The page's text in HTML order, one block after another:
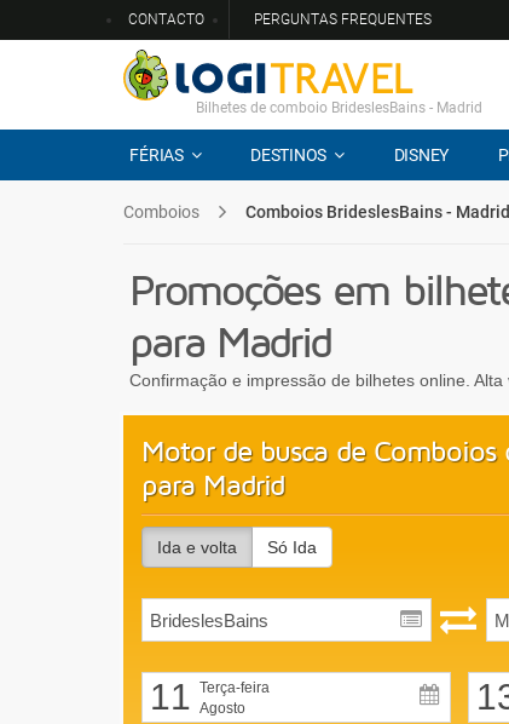
CONTACTO PERGUNTAS FREQUENTES
Bilhetes de comboio BrideslesBains - Madrid
FÉRIAS DESTINOS DISNEY
Comboios Comboios BrideslesBains - Madrid
Promoções em
para Madrid
Confirmação e impressão de bilhetes online.
Motor de busca de Comboios
para Madrid
Ida e volta Só Ida
11 Terça-feira
Agosto